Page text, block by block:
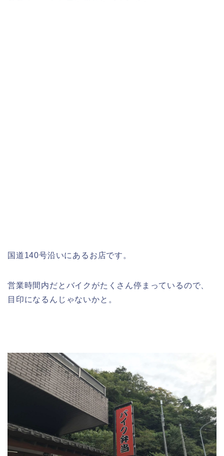
国道140号沿いにあるお店です。
営業時間内だとバイクがたくさん停まっているので、
目印になるんじゃないかと。